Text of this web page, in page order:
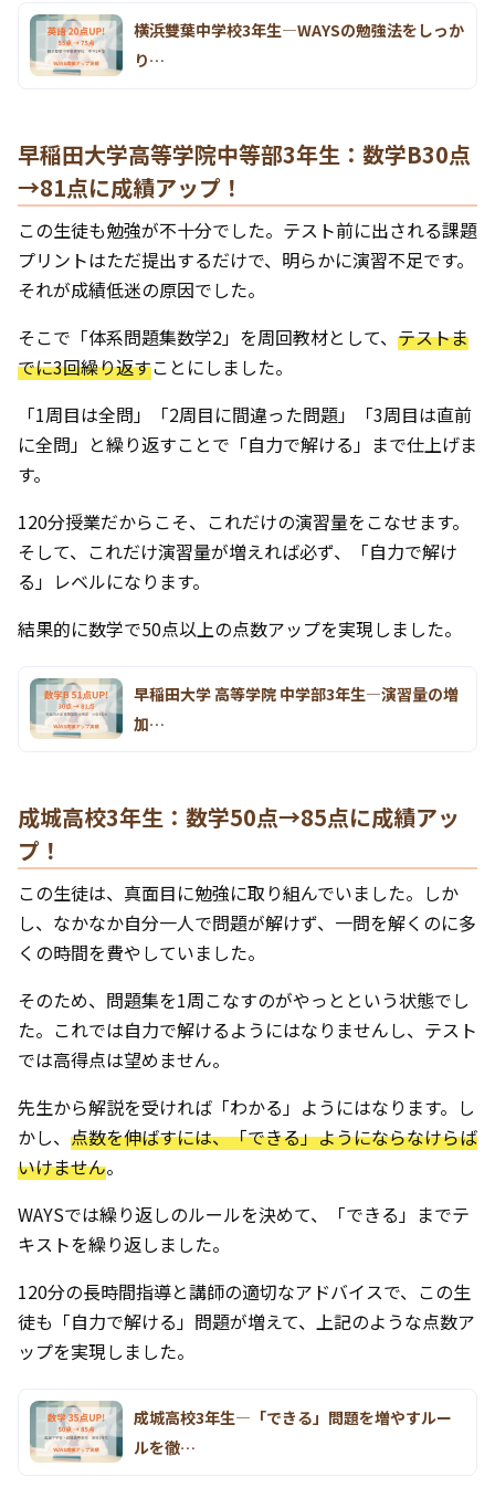
横浜雙葉中学校3年生―WAYSの勉強法をしっか
り…
早稲田大学高等学院中等部3年生：数学B30点
→81点に成績アップ！
この生徒も勉強が不十分でした。テスト前に出される課題
プリントはただ提出するだけで、明らかに演習不足です。
それが成績低迷の原因でした。
そこで「体系問題集数学2」を周回教材として、 テストま
でに3回繰り返すことにしました。
「1周目は全問」「2周目に間違った問題」「3周目は直前
に全問」と繰り返すことで「自力で解ける」まで仕上げま
す。
120分授業だからこそ、これだけの演習量をこなせます。
そして、これだけ演習量が増えれば必ず、「自力で解け
る」レベルになります。
結果的に数学で50点以上の点数アップを実現しました。
早稲田大学 高等学院 中学部3年生―演習量の増
加…
成城高校3年生：数学50点→85点に成績アッ
プ！
この生徒は、真面目に勉強に取り組んでいました。しか
し、なかなか自分一人で問題が解けず、一問を解くのに多
くの時間を費やしていました。
そのため、問題集を1周こなすのがやっとという状態でし
た。これでは自力で解けるようにはなりませんし、テスト
では高得点は望めません。
先生から解説を受ければ「わかる」ようにはなります。し
かし、 点数を伸ばすには、「できる」ようにならなけらば
いけません。
WAYSでは繰り返しのルールを決めて、「できる」までテ
キストを繰り返しました。
120分の長時間指導と講師の適切なアドバイスで、この生
徒も「自力で解ける」問題が増えて、上記のような点数ア
ップを実現しました。
成城高校3年生―「できる」問題を増やすルー
ルを徹…